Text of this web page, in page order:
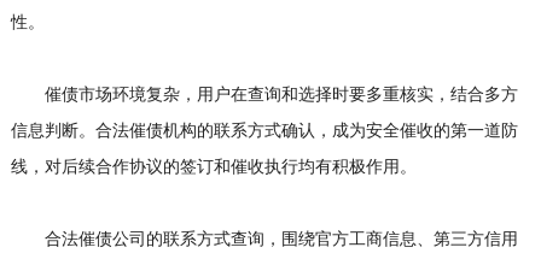
性。
催债市场环境复杂，用户在查询和选择时要多重核实，结合多方
信息判断。合法催债机构的联系方式确认，成为安全催收的第一道防
线，对后续合作协议的签订和催收执行均有积极作用。
合法催债公司的联系方式查询，围绕官方工商信息、第三方信用